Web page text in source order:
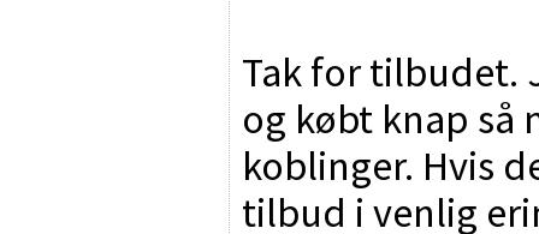
Tak for tilbudet.
og købt knap så
koblinger. Hvis
tilbud i venlig